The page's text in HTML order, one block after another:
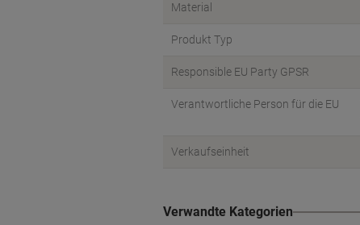
Material
Produkt Typ
Responsible EU Party GPSR
Verantwortliche Person für die EU
Verkaufseinheit
Verwandte Kategorien